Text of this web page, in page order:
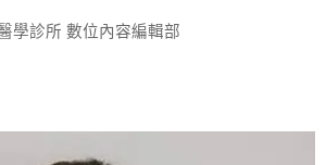
學診所 數位內容編輯部